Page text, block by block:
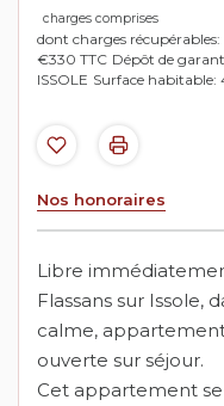
charges comprises
dont charges
€330 TTC Dépôt de
ISSOLE Surface habitable:
Nos honoraires
Libre
Flassans sur Issole,
calme,
ouverte sur séjour.
Cet appartement